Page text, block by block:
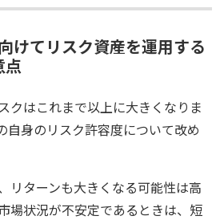
けてリスク資産を運用する
点
クはこれまで以上に大きくなりま
自身のリスク許容度について改め
リターンも大きくなる可能性は高
場状況が不安定であるときは、短